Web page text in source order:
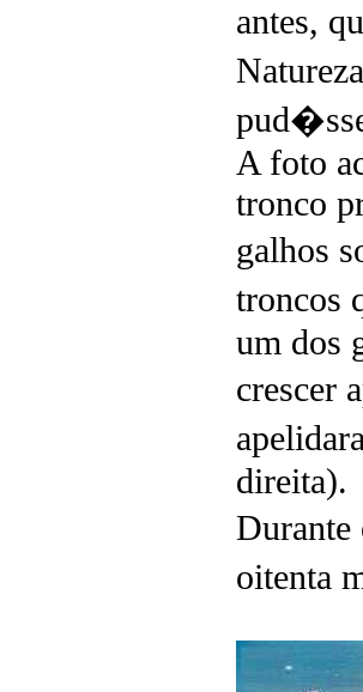
antes,
A foto
tronco
galhos
troncos
um dos
crescer
direita).
Durante
oitenta